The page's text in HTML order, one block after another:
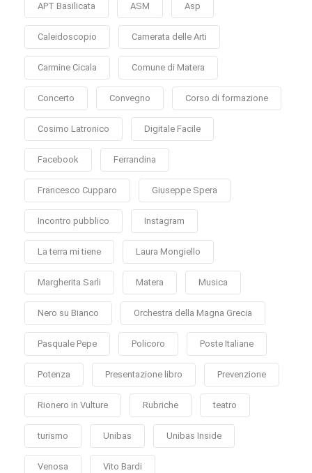
APT Basilicata ASM Asp
Caleidoscopio Camerata delle Arti
Carmine Cicala Comune di Matera
Concerto Convegno Corso di formazione
Cosimo Latronico Digitale Facile
Facebook Ferrandina
Francesco Cupparo Giuseppe Spera
Incontro pubblico Instagram
La terra mi tiene Laura Mongiello
Margherita Sarli Matera Musica
Nero su Bianco Orchestra della Magna Grecia
Pasquale Pepe Policoro Poste Italiane
Potenza Presentazione libro Prevenzione
Rionero in Vulture Rubriche teatro
turismo Unibas Unibas Inside
Venosa Vito Bardi